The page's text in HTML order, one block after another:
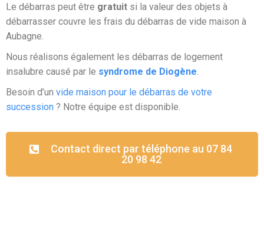
Le débarras peut être gratuit si la valeur des objets à
débarrasser couvre les frais du débarras de vide maison à
Aubagne.
Nous réalisons également les débarras de logement
insalubre causé par le syndrome de Diogène
Besoin d’un vide maison pour le débarras de votre
succession ? Notre équipe est disponible.
Contact direct par téléphone au 07 84
20 98 42